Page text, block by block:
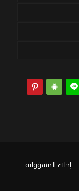
إخلاء المسؤولية